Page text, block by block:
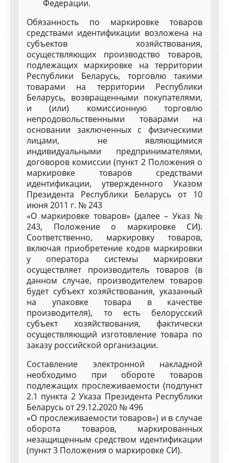
Федерации.
Обязанность по маркировке товаров
средствами идентификации возложена на
субъектов хозяйствования,
осуществляющих производство товаров,
подлежащих маркировке на территории
Республики Беларусь, торговлю такими
товарами на территории Республики
Беларусь, возвращенными покупателями,
и (или) комиссионную торговлю
непродовольственными товарами на
основании заключенных с физическими
лицами, не являющимися
индивидуальными предпринимателями,
договоров комиссии (пункт 2 Положения о
маркировке товаров средствами
идентификации, утвержденного Указом
Президента Республики Беларусь от 10
июня 2011 г. № 243
«О маркировке товаров» (далее – Указ №
243, Положение о маркировке СИ).
Соответственно, маркировку товаров,
включая приобретение кодов маркировки
у оператора системы маркировки
осуществляет производитель товаров (в
данном случае, производителем товаров
будет субъект хозяйствования, указанный
на упаковке товара в качестве
производителя), то есть белорусский
субъект хозяйствования, фактически
осуществляющий изготовление товара по
заказу российской организации.
Составление электронной накладной
необходимо при обороте товаров
подлежащих прослеживаемости (подпункт
2.1 пункта 2 Указа Президента Республики
Беларусь от 29.12.2020 № 496
«О прослеживаемости товаров») и в случае
оборота товаров, маркированных
незащищенным средством идентификации
(пункт 3 Положения о маркировке СИ).